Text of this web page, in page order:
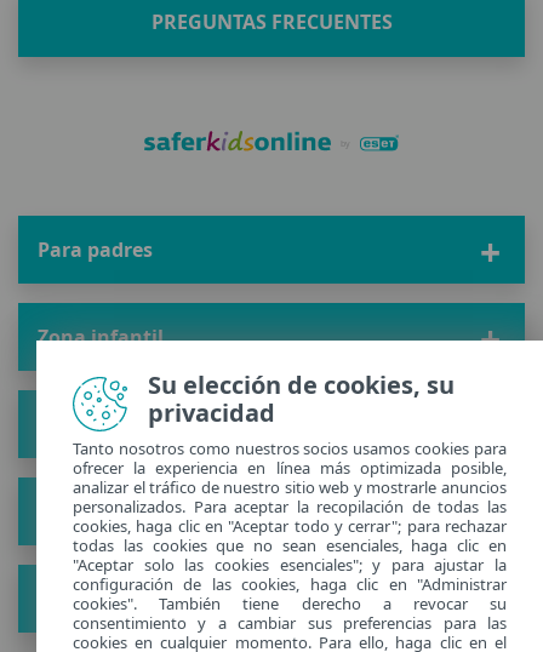
PREGUNTAS FRECUENTES
Para padres
Zona infantil
Solución
Acerca de
Ver nuevos consejos
Su elección de cookies, su
privacidad
Tanto nosotros como nuestros socios usamos cookies para
ofrecer la experiencia en línea más optimizada posible,
analizar el tráfico de nuestro sitio web y mostrarle anuncios
personalizados. Para aceptar la recopilación de todas las
cookies, haga clic en "Aceptar todo y cerrar"; para rechazar
todas las cookies que no sean esenciales, haga clic en
"Aceptar solo las cookies esenciales"; y para ajustar la
configuración de las cookies, haga clic en "Administrar
cookies". También tiene derecho a revocar su
consentimiento y a cambiar sus preferencias para las
cookies en cualquier momento. Para ello, haga clic en el